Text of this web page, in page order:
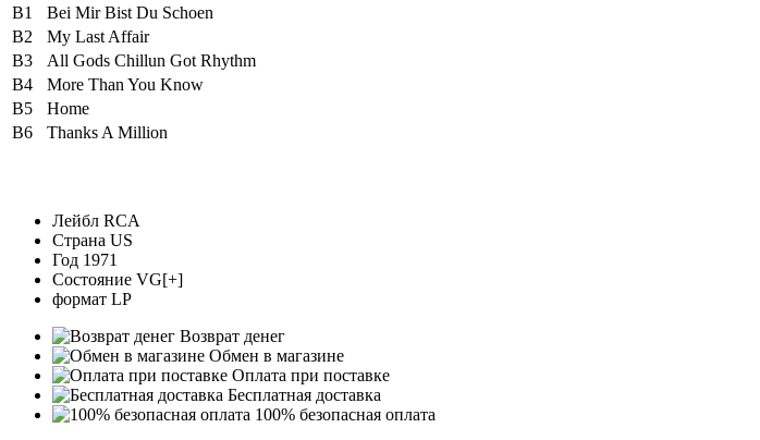
B1
Bei Mir Bist Du Schoen
B2
My Last Affair
B3
All Gods Chillun Got Rhythm
B4
More Than You Know
B5
Home
B6
Thanks A Million
Лейбл RCA
Страна US
Год 1971
Состояние VG[+]
формат LP
Возврат денег
Обмен в магазине
Оплата при поставке
Бесплатная доставка
100% безопасная оплата